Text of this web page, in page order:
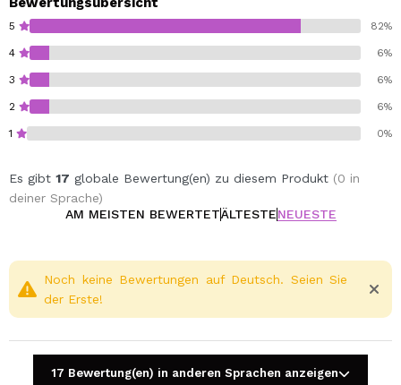
5 82%
4 6%
3 6%
2 6%
1 0%
Es gibt 17 globale Bewertung(en) zu diesem Produkt (0 in
deiner Sprache)
AM MEISTEN BEWERTETÄLTESTENEUESTE
Noch keine Bewertungen auf Deutsch. Seien Sie
der Erste!
17 Bewertung(en) in anderen Sprachen anzeigen